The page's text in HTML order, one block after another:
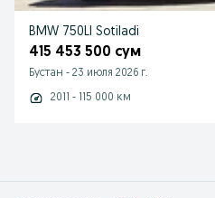
BMW 750LI Sotiladi
415 453 500 сум
Бустан - 23 июля 2026 г.
2011 - 115 000 км